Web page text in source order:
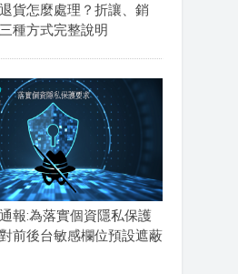
貨怎麼處理？折讓、銷
種方式完整說明
報:為落實個資隱私保護
前後台敏感欄位預設遮蔽